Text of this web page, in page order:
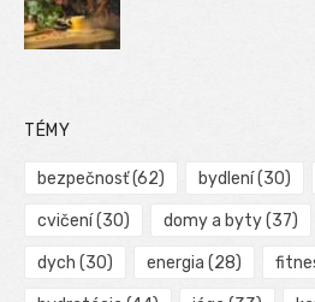
TÉMY
bezpečnosť(62) bydlení(30)
cvičení(30) domy a byty(37)
dych (30) energia (28)